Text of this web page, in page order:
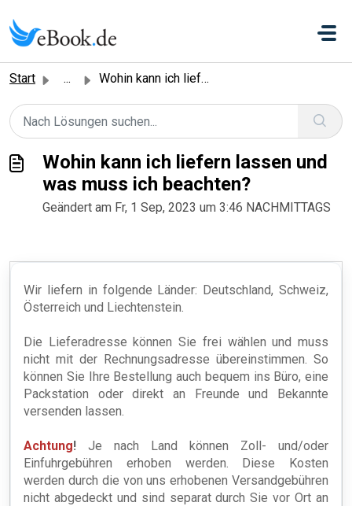
Start ... Wohin kann ich liefern lassen und was muss ich beachten?
Wohin kann ich liefern lassen und
was muss ich beachten?
Geändert am Fr, 1 Sep, 2023 um 3:46 NACHMITTAGS
Wir liefern in folgende Länder: Deutschland, Schweiz,
Österreich und Liechtenstein.
Die Lieferadresse können Sie frei wählen und muss
nicht mit der Rechnungsadresse übereinstimmen. So
können Sie Ihre Bestellung auch bequem ins Büro, eine
Packstation oder direkt an Freunde und Bekannte
versenden lassen.
Achtung! Je nach Land können Zoll- und/oder
Einfuhrgebühren erhoben werden. Diese Kosten
werden durch die von uns erhobenen Versandgebühren
nicht abgedeckt und sind separat durch Sie vor Ort an